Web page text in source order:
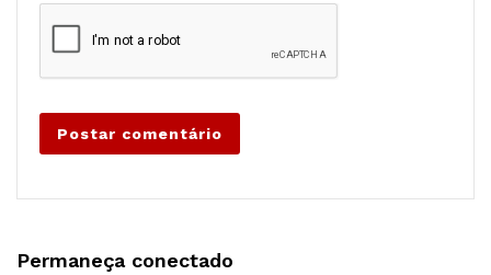
Permaneça conectado